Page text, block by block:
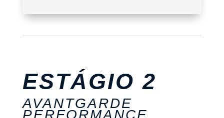
ESTÁGIO 2
AVANTGARDE
PERFORMANCE